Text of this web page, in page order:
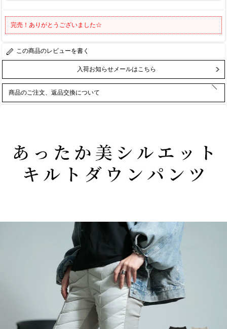
完売！ありがとうございました☆
レビューを書く
入荷お知らせメールはこちら
商品のご注文、返品交換について